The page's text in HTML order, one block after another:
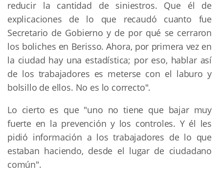
reducir la cantidad de siniestros. Que él de
explicaciones de lo que recaudó cuanto fue
Secretario de Gobierno y de por qué se cerraron
los boliches en Berisso. Ahora, por primera vez en
la ciudad hay una estadística; por eso, hablar así
de los trabajadores es meterse con el laburo y
bolsillo de ellos. No es lo correcto".
Lo cierto es que "uno no tiene que bajar muy
fuerte en la prevención y los controles. Y él les
pidió información a los trabajadores de lo que
estaban haciendo, desde el lugar de ciudadano
común".